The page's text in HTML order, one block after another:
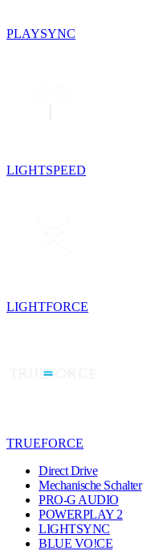
PLAYSYNC
LIGHTSPEED
LIGHTFORCE
TRUEFORCE
Direct Drive
Mechanische Schalter
PRO-G AUDIO
POWERPLAY 2
LIGHTSYNC
BLUE VO!CE